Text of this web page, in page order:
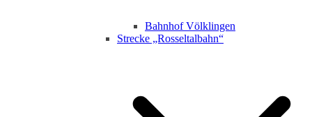
Bahnhof Völklingen
Strecke „Rosseltalbahn“